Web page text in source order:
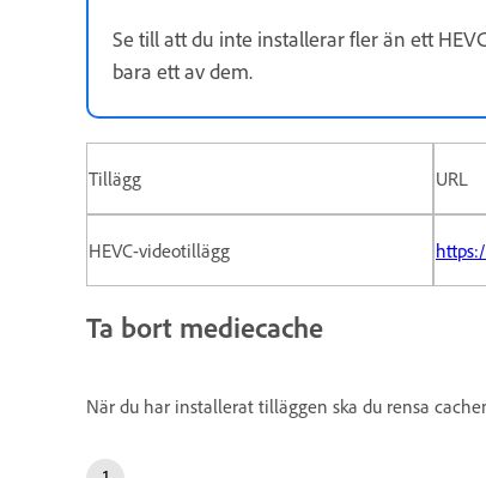
Se till att du inte installerar fler än ett
bara ett av dem.
Tillägg URL
HEVC-videotillägg
Ta bort mediecache
När du har installerat tilläggen ska du rensa